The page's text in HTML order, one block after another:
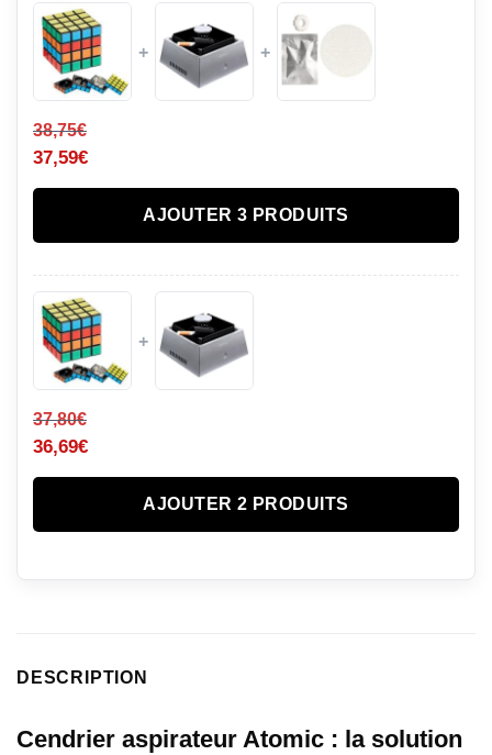
+ +
38,75€
37,59€
AJOUTER 3 PRODUITS
+
37,80€
36,69€
AJOUTER 2 PRODUITS
DESCRIPTION
Cendrier aspirateur Atomic : la solution